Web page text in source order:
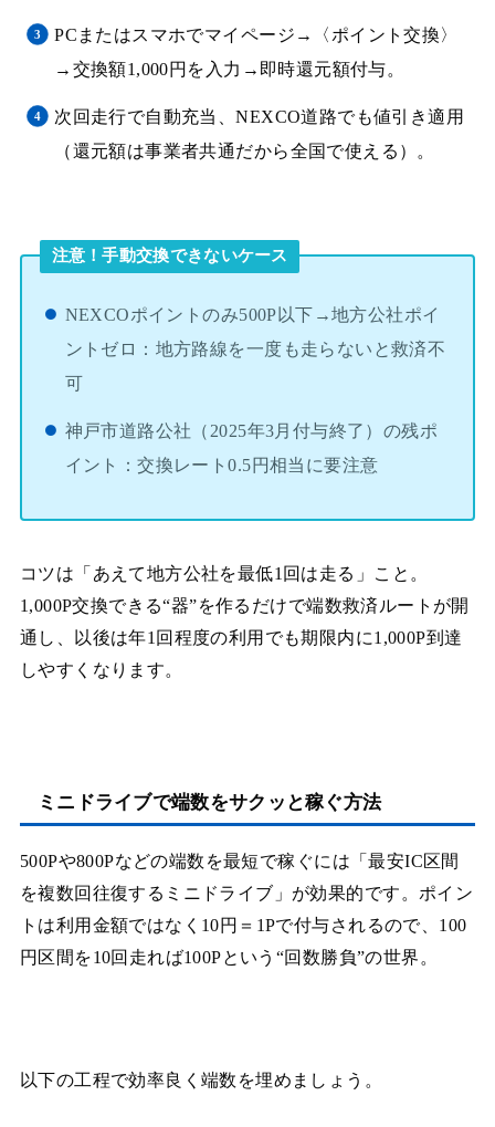
PCまたはスマホでマイページ→〈ポイント交換〉
→交換額1,000円を入力→即時還元額付与。
次回走行で自動充当、NEXCO道路でも値引き適用
（還元額は事業者共通だから全国で使える）。
注意！手動交換できないケース
NEXCOポイントのみ500P以下→地方公社ポイ
ントゼロ：地方路線を一度も走らないと救済不
可
神戸市道路公社（2025年3月付与終了）の残ポ
イント：交換レート0.5円相当に要注意
コツは「あえて地方公社を最低1回は走る」こと。
1,000P交換できる“器”を作るだけで端数救済ルートが開
通し、以後は年1回程度の利用でも期限内に1,000P到達
しやすくなります。
ミニドライブで端数をサクッと稼ぐ方法
500Pや800Pなどの端数を最短で稼ぐには「最安IC区間
を複数回往復するミニドライブ」が効果的です。ポイン
トは利用金額ではなく10円＝1Pで付与されるので、100
円区間を10回走れば100Pという“回数勝負”の世界。
以下の工程で効率良く端数を埋めましょう。